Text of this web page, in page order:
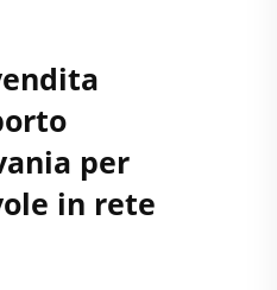
per
in rete